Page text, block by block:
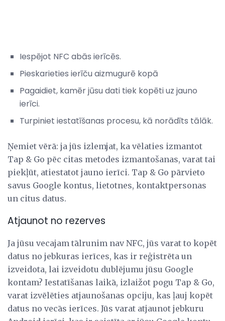
Iespējot NFC abās ierīcēs.
Pieskarieties ierīču aizmugurē kopā
Pagaidiet, kamēr jūsu dati tiek kopēti uz jauno
ierīci.
Turpiniet iestatīšanas procesu, kā norādīts tālāk.
Ņemiet vērā: ja jūs izlemjat, ka vēlaties izmantot
Tap & Go pēc citas metodes izmantošanas, varat tai
piekļūt, atiestatot jauno ierīci. Tap & Go pārvieto
savus Google kontus, lietotnes, kontaktpersonas
un citus datus.
Atjaunot no rezerves
Ja jūsu vecajam tālrunim nav NFC, jūs varat to kopēt
datus no jebkuras ierīces, kas ir reģistrēta un
izveidota, lai izveidotu dublējumu jūsu Google
kontam? Iestatīšanas laikā, izlaižot pogu Tap & Go,
varat izvēlēties atjaunošanas opciju, kas ļauj kopēt
datus no vecās ierīces. Jūs varat atjaunot jebkuru